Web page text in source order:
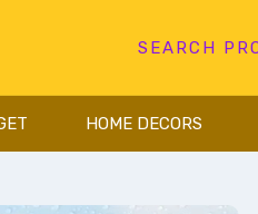
SEARCH
HOME DECORS